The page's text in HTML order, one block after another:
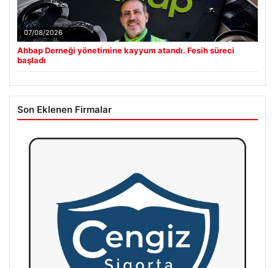
07/08/2026
Ahbap Derneği yönetimine kayyum atandı. Fesih süreci
başladı
Son Eklenen Firmalar